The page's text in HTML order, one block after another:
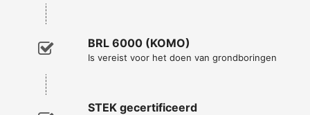
BRL 6000 (KOMO)
Is vereist voor het doen van grondboringen
STEK gecertificeerd